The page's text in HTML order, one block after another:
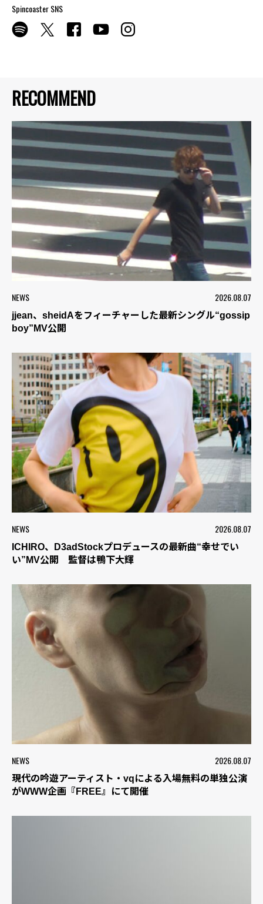
RECOMMEND
NEWS 2026.08.07
jjean、sheidAをフィーチャーした最新シングル“gossip
boy”MV公開
NEWS 2026.08.07
ICHIRO、D3adStockプロデュースの最新曲“幸せでい
い”MV公開 監督は鴨下大輝
NEWS 2026.08.07
現代の吟遊アーティスト・vqによる入場無料の単独公演
がWWW企画『FREE』にて開催
Spincoaster SNS